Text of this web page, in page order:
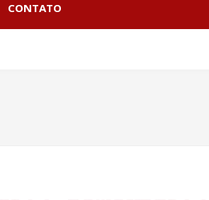
CONTATO